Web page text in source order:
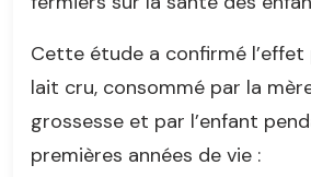
Cette étude a confirmé
lait cru, consommé par la
grossesse et par l’enfant
premières années de vie :